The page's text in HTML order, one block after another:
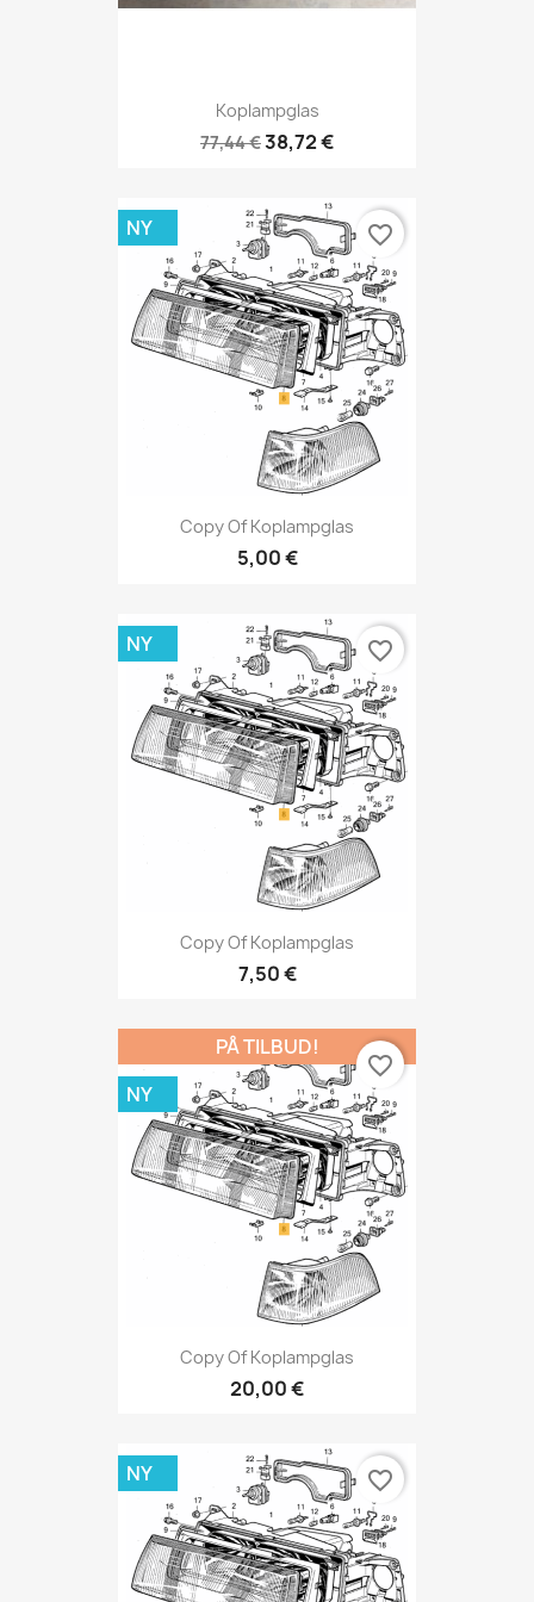
Koplampglas
77,44 €38,72 €
Copy Of Koplampglas
5,00 €
NY favorite_border
Copy Of Koplampglas
7,50 €
NY favorite_border
Copy Of Koplampglas
20,00 €
PÅ TILBUD!
NY
favorite_border
NY favorite_border